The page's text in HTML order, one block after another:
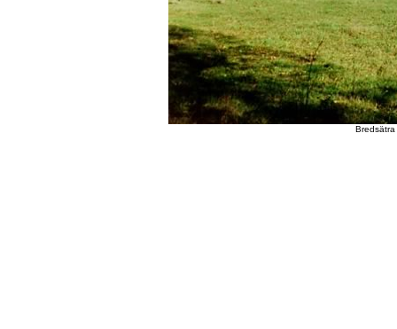
Bredsätra